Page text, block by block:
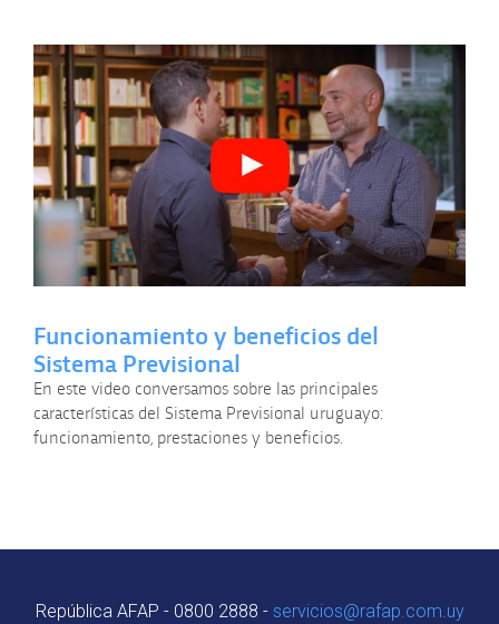
Funcionamiento y beneficios del
Sistema Previsional
En este video conversamos sobre las principales
características del Sistema Previsional uruguayo:
funcionamiento, prestaciones y beneficios.
República AFAP - 0800 2888 - servicios@rafap.com.uy